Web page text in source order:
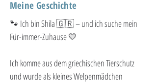
Meine Geschichte
🐾 Ich bin Shila 🇬🇷 – und ich suche mein
Für-immer-Zuhause 💛
Ich komme aus dem griechischen Tierschutz
und wurde als kleines Welpenmädchen